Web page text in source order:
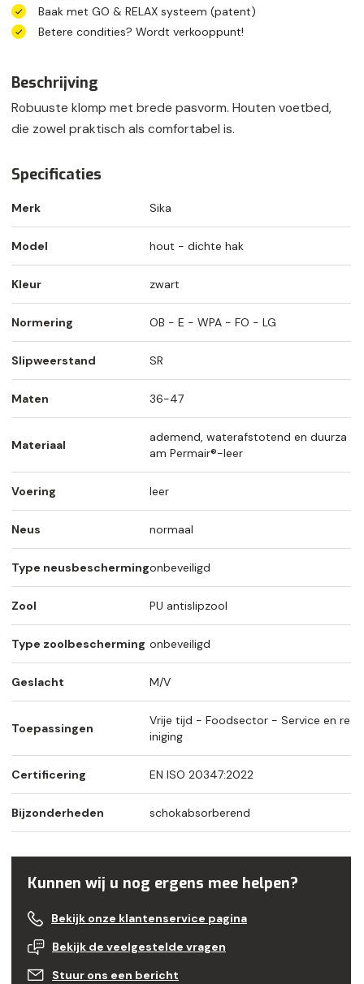
Baak met GO & RELAX systeem (patent)
Betere condities? Wordt verkooppunt!
Beschrijving
Robuuste klomp met brede pasvorm. Houten voetbed,
die zowel praktisch als comfortabel is.
Specificaties
Merk Sika
Model hout - dichte hak
Kleur zwart
Normering OB - E - WPA - FO - LG
Slipweerstand SR
Maten 36-47
Materiaal
ademend, waterafstotend en duurza
am Permair®-leer
Voering leer
Neus normaal
Type neusbeschermingonbeveiligd
Zool PU antislipzool
Type zoolbescherming onbeveiligd
Geslacht M/V
Toepassingen
Vrije tijd - Foodsector - Service en re
iniging
Certificering EN ISO 20347:2022
Bijzonderheden schokabsorberend
Kunnen wij u nog ergens mee helpen?
Bekijk onze klantenservice pagina
Bekijk de veelgestelde vragen
Stuur ons een bericht